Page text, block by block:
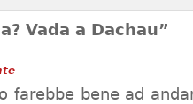
Vada a Dachau”
farebbe bene ad